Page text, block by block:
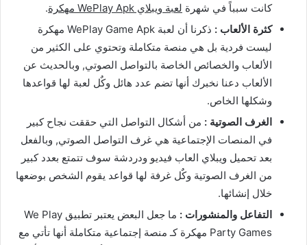
كانت سبباً في شهرة لعبة ويبلاي WePlay Apk مهكرة
.
كثرة الألعاب :
ذكرنا أن لعبة WePlay Game Apk مهكرة
ليست فردية بل هي منصة متكاملة وتحتوي على الكثير من
الألعاب والخصائص الخاصة بالتواصل الصوتي, وبالحديث عن
الألعاب دعنا نخبرك أنها تضم عدد هائل وكٌل لعبة لها قواعدها
وشكلها الخاص.
الغرف الصوتية : من أشكال التواصل التي حققت نجاح كبير
في المنصات الإجتماعية هي غرف التواصل الصوتي, وبالفعل
بعد تحميل ويبلاي العاب فيديو ودردشة سوف تتمتع بعدد كبير
من الغرف الصوتية وكٌل غرفة لها قواعد يقوم الشخص بوضعها
خلال إنشائها.
التفاعل والمنشورات :
ما جعل البعض يعتبر تطبيق We Play
Party Games مهكرة كـ منصة إجتماعية متكاملة أنها تأتي مع